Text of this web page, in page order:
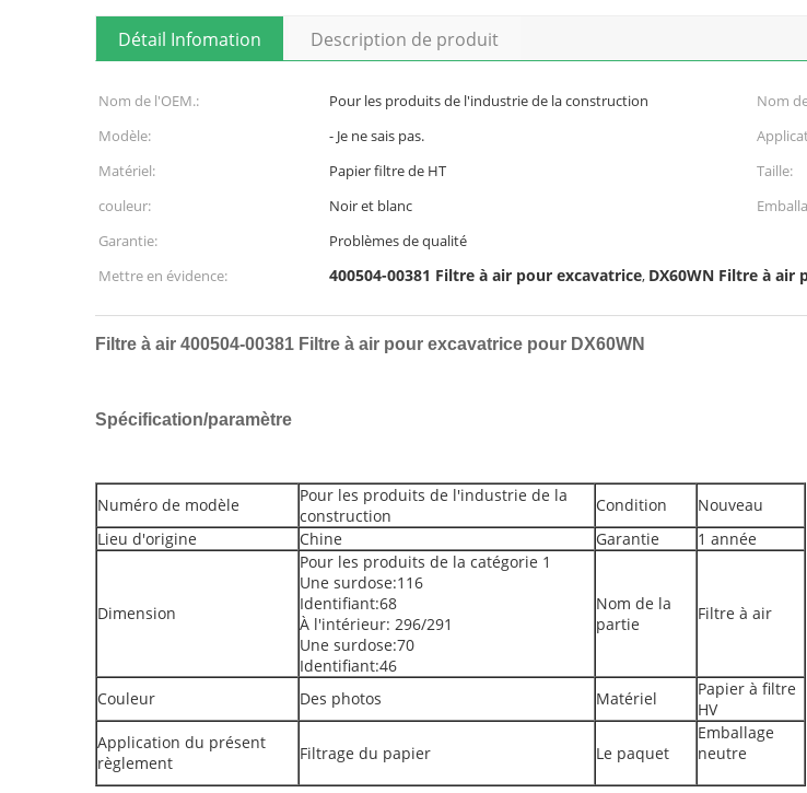
Détail Infomation Description de produit
Nom de l'OEM.: Pour les produits de l'industrie de la construction Nom
Modèle:
- Je ne sais pas.
Matériel:
Papier filtre de HT Taille:
couleur:
Noir et blanc
Garantie:
Problèmes de qualité
Mettre en évidence:
400504-00381 Filtre à air pour excavatrice, DX60WN Filtre à air
Filtre à air 400504-00381 Filtre à air pour excavatrice pour DX60WN
Spécification/paramètre
Numéro de modèle
Pour les produits de l'industrie de la
construction
Condition
Nouveau
Lieu d'origine
Chine Garantie 1 année
Dimension
Pour les produits de la catégorie 1
Une surdose:116
Identifiant:68
À l'intérieur: 296/291
Une surdose:70
Identifiant:46
Nom de la
partie
Filtre à air
Couleur Des photos Matériel
Papier à filtre
HV
Application du présent
règlement
Filtrage du papier Le paquet
Emballage
neutre